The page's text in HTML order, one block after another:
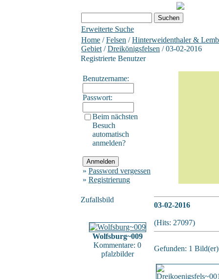
Erweiterte Suche
Home /Felsen /Hinterweidenthaler &
Gebiet /Dreikönigsfelsen / 03-02-2016
Registrierte Benutzer
Benutzername:
Passwort:
Beim nächsten
Besuch
automatisch
anmelden?
» Password vergessen
» Registrierung
Zufallsbild
Wolfsburg~009
Kommentare: 0
pfalzbilder
03-02-2016
(Hits: 27097)
Gefunden: 1